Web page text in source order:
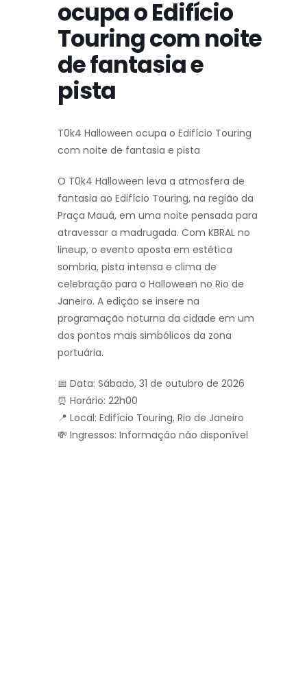
ocupa o Edifício
Touring com noite
de fantasia e
pista
T0k4 Halloween ocupa o Edifício Touring
com noite de fantasia e pista
O T0k4 Halloween leva a atmosfera de
fantasia ao Edifício Touring, na região da
Praça Mauá, em uma noite pensada para
atravessar a madrugada. Com KBRAL no
lineup, o evento aposta em estética
sombria, pista intensa e clima de
celebração para o Halloween no Rio de
Janeiro. A edição se insere na
programação noturna da cidade em um
dos pontos mais simbólicos da zona
portuária.
📅 Data: Sábado, 31 de outubro de 2026
⏰ Horário: 22h00
📍 Local: Edifício Touring, Rio de Janeiro
💸 Ingressos: Informação não disponível